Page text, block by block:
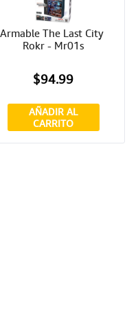
Armable The Last City
Rokr - Mr01s
$94.99
AÑADIR AL
CARRITO